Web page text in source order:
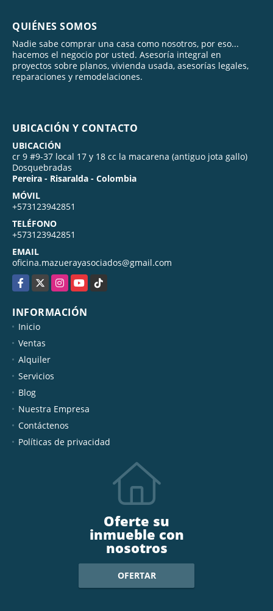
QUIÉNES SOMOS
Nadie sabe comprar una casa como nosotros, por eso...
hacemos el negocio por usted. Asesoría integral en
proyectos sobre planos, vivienda usada, asesorías legales,
reparaciones y remodelaciones.
UBICACIÓN Y CONTACTO
UBICACIÓN
cr 9 #9-37 local 17 y 18 cc la macarena (antiguo jota gallo)
Dosquebradas
Pereira - Risaralda - Colombia
MÓVIL
+573123942851
TELÉFONO
+573123942851
EMAIL
oficina.mazuerayasociados@gmail.com
Facebook
X InstagramYouTubeTikTok
INFORMACIÓN
Inicio
Ventas
Alquiler
Servicios
Blog
Nuestra Empresa
Contáctenos
Políticas de privacidad
Oferte su
inmueble con
nosotros
OFERTAR